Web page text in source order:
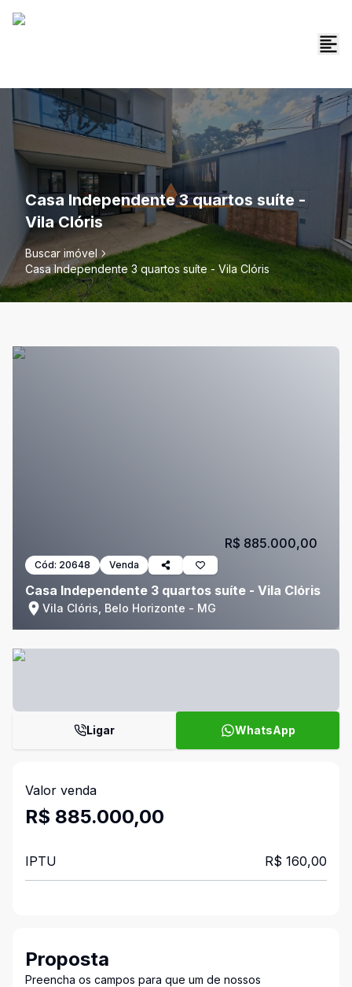
Casa Independente 3 quartos suíte -
Vila Clóris
Buscar imóvel
Casa Independente 3 quartos suíte - Vila Clóris
Cód: 20648 Venda
Casa Independente 3 quartos suíte - Vila Clóris
Vila Clóris, Belo Horizonte - MG
R$ 885.000,00
Ligar WhatsApp
Valor venda
R$ 885.000,00
IPTU R$ 160,00
Proposta
Preencha os campos para que um de nossos